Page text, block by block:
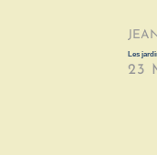
Les
23